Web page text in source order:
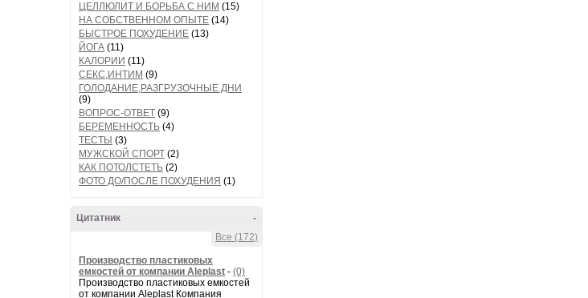
ЦЕЛЛЮЛИТ И БОРЬБА С НИМ (15)
НА СОБСТВЕННОМ ОПЫТЕ (14)
БЫСТРОЕ ПОХУДЕНИЕ (13)
ЙОГА (11)
КАЛОРИИ (11)
СЕКС,ИНТИМ (9)
ГОЛОДАНИЕ,РАЗГРУЗОЧНЫЕ ДНИ
(9)
ВОПРОС-ОТВЕТ (9)
БЕРЕМЕННОСТЬ (4)
ТЕСТЫ (3)
МУЖСКОЙ СПОРТ (2)
КАК ПОТОЛСТЕТЬ (2)
ФОТО ДО/ПОСЛЕ ПОХУДЕНИЯ (1)
-
Цитатник
Все (172)
Производство пластиковых
емкостей от компании Aleplast - (0)
Производство пластиковых емкостей
от компании Aleplast Компания